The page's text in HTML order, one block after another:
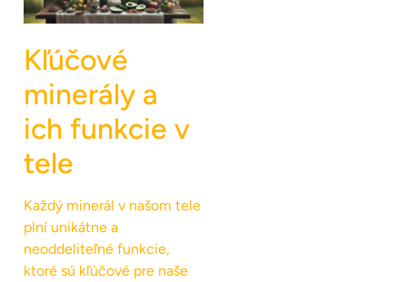
Kľúčové
minerály a
ich funkcie v
tele
Každý minerál v našom tele
plní unikátne a
neoddeliteľné funkcie,
ktoré sú kľúčové pre naše